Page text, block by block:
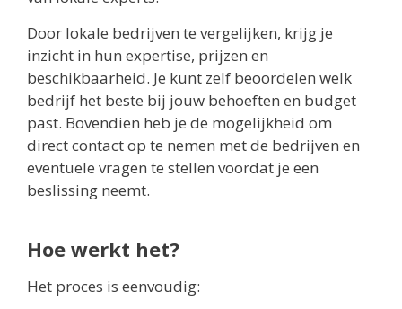
Door lokale bedrijven te vergelijken, krijg je
inzicht in hun expertise, prijzen en
beschikbaarheid. Je kunt zelf beoordelen welk
bedrijf het beste bij jouw behoeften en budget
past. Bovendien heb je de mogelijkheid om
direct contact op te nemen met de bedrijven en
eventuele vragen te stellen voordat je een
beslissing neemt.
Hoe werkt het?
Het proces is eenvoudig: